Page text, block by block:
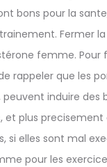
bons pour la
Fermer
femme. Pour
rappeler que les
induire des
et plus precisement
si elles sont mal
pour les